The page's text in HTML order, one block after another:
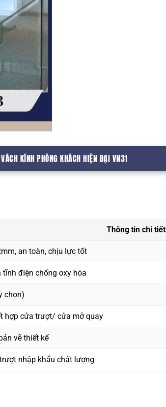
VÁCH KÍNH PHÒNG KHÁCH HIỆN ĐẠI VN31
Thông tin chi tiết
an toàn, chịu lực tốt
điện chống oxy hóa
chọn)
hợp cửa trượt/ cửa mở quay
vẽ thiết kế
nhập khẩu chất lượng